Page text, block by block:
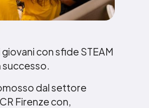
con sfide STEAM
successo.
dal settore
Firenze con,